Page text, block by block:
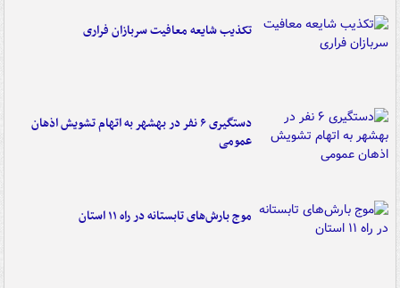
تکذیب شایعه معافیت سربازان فراری
دستگیری ۶ نفر در بهشهر به اتهام تشویش اذهان
عمومی
موج بارش‌های تابستانه در راه ۱۱ استان